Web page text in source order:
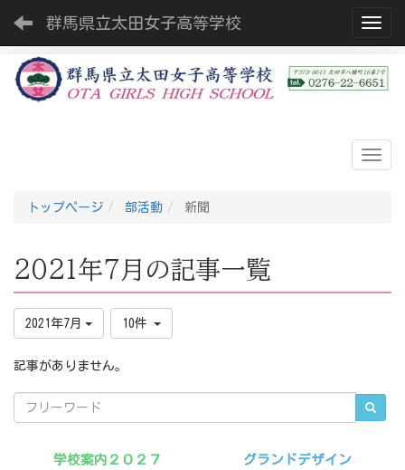
群馬県立太田女子高等学校
トップページ 部活動 新聞
2021年7月の記事一覧
2021年7月 10件
記事がありません。
学校案内２０２７ グランドデザイン